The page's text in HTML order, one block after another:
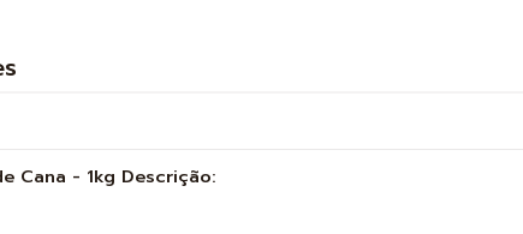
Cana - 1kg Descrição: